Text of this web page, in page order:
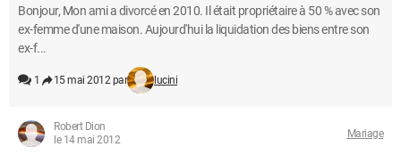
Bonjour, Mon ami a divorcé en 2010. Il était propriétaire à 50 % avec son
ex-femme d'une maison. Aujourd'hui la liquidation des biens entre son
ex-f...
1 15 mai 2012 par lucini
Robert Dion
le 14 mai 2012
Mariage